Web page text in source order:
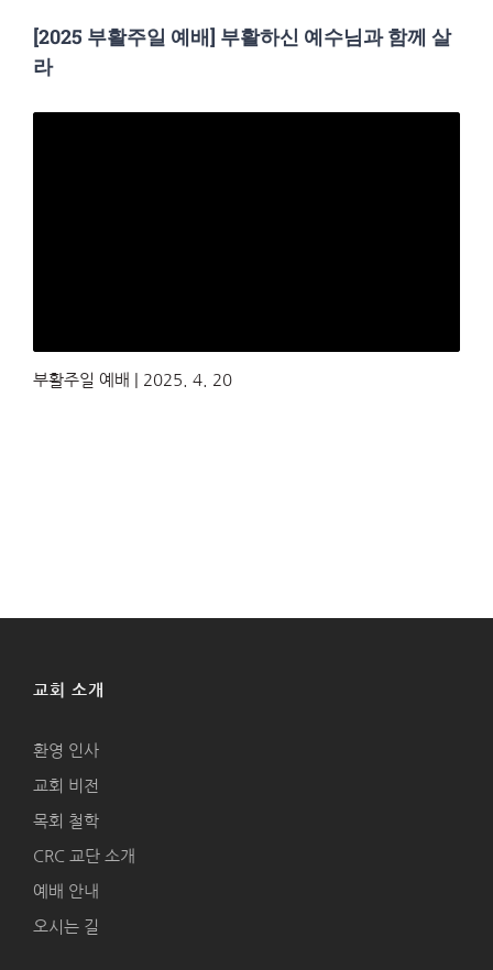
[2025 부활주일 예배] 부활하신 예수님과 함께 살
라
부활주일 예배 | 2025. 4. 20
교회 소개
환영 인사
교회 비전
목회 철학
CRC 교단 소개
예배 안내
오시는 길